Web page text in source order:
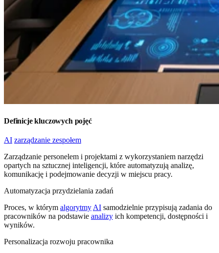
Definicje kluczowych pojęć
AI zarządzanie zespołem
Zarządzanie personelem i projektami z wykorzystaniem narzędzi
opartych na sztucznej inteligencji, które automatyzują analizę,
komunikację i podejmowanie decyzji w miejscu pracy.
Automatyzacja przydzielania zadań
Proces, w którym algorytmy AI samodzielnie przypisują zadania do
pracowników na podstawie analizy ich kompetencji, dostępności i
wyników.
Personalizacja rozwoju pracownika